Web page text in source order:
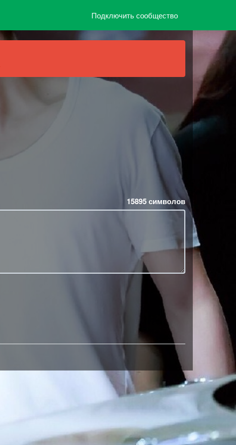
Подключить сообщество
15895символов